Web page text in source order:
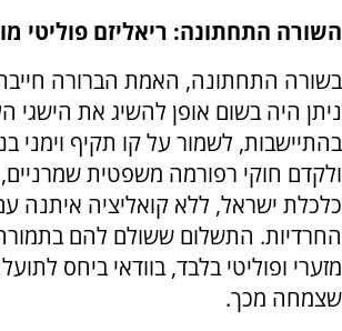
השורה התחתונה: ריאליזם פוליטי
בשורה התחתונה, האמת הברורה
ניתן היה בשום אופן להשיג את הישגי
בהתיישבות, לשמור על קו תקיף וימני
ולקדם חוקי רפורמה משפטית שמרניים,
כלכלת ישראל, ללא קואליציה איתנה
החרדיות. התשלום ששולם להם
מזערי ופוליטי בלבד, בוודאי ביחס
שצמחה מכך.